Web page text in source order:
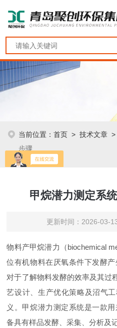
当前位置：首页 >技术文章 >
步骤
甲烷潜力测定系
更新时间：2026-
物料产甲烷潜力（biochemical
位有机物料在厌氧条件下发酵
对于了解物料发酵的效率及其过
艺设计、生产优化策略及沼气
义。甲烷潜力测定系统是一款
备具有样品发酵、采集、分析及